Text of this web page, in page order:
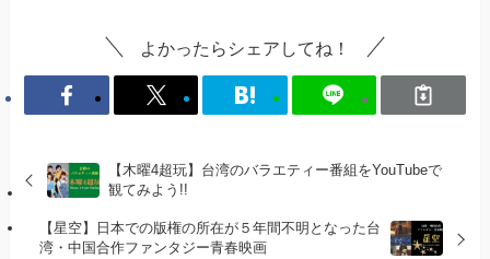
よかったらシェアしてね！
【木曜4超玩】台湾のバラエティー番組をYouTubeで
観てみよう!!
【星空】日本での版権の所在が５年間不明となった台
湾・中国合作ファンタジー青春映画